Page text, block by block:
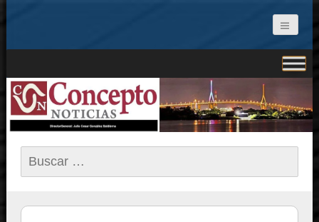
CONCEPTO NOTICIAS
Buscar: